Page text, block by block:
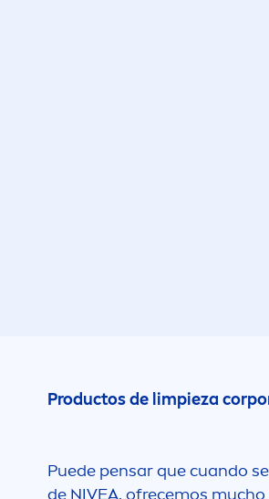
Productos de limpieza
Puede pensar que cuando
de NIVEA, ofrecemos